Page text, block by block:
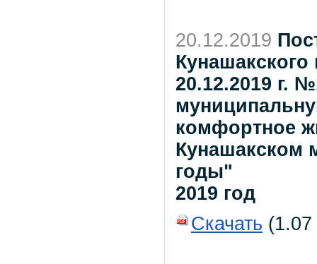
20.12.2019
20.12.2019 г.
комфортное
Кунашакском
годы"
2019 год
Скачать